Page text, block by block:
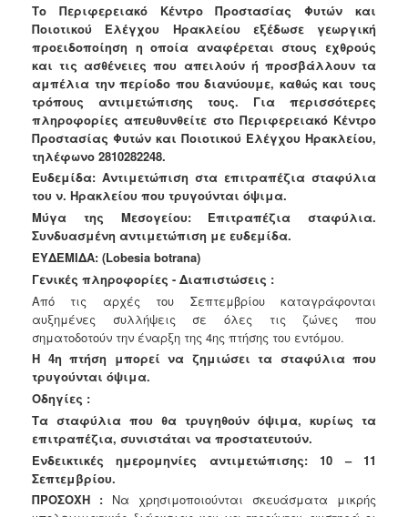
Σχολικές
Επιτροπές
Αγροτική
Ανάπτυξη
Ανακοινώσεις
Προγράμματα
Προσχολική
Αγωγή
Κοιμητήρια
Κέντρο
Οικογένειας
ΤΟΠΟΣ
ΠΟΛΙΤΙΣΜΟΣ
ΑΝΘΕΚΤΙΚΗ
ΠΟΛΗ
Το Περιφερειακό Κέντρο Προστασίας Φυτών και
Ποιοτικού Ελέγχου Ηρακλείου εξέδωσε γεωργική
προειδοποίηση η οποία αναφέρεται στους εχθρούς
και τις ασθένειες που απειλούν ή προσβάλλουν τα
αμπέλια την περίοδο που διανύουμε, καθώς και τους
τρόπους αντιμετώπισης τους. Για περισσότερες
πληροφορίες απευθυνθείτε στο Περιφερειακό Κέντρο
Προστασίας Φυτών και Ποιοτικού Ελέγχου Ηρακλείου,
τηλέφωνο 2810282248.
Ευδεμίδα: Αντιμετώπιση στα επιτραπέζια σταφύλια
του ν. Ηρακλείου που τρυγούνται όψιμα.
Μύγα της Μεσογείου: Επιτραπέζια σταφύλια.
Συνδυασμένη αντιμετώπιση με ευδεμίδα.
ΕΥΔΕΜΙΔΑ: (Lobesia botrana)
Γενικές πληροφορίες - Διαπιστώσεις :
Από τις αρχές του Σεπτεμβρίου καταγράφονται
αυξημένες συλλήψεις σε όλες τις ζώνες που
σηματοδοτούν την έναρξη της 4ης πτήσης του εντόμου.
Η 4η πτήση μπορεί να ζημιώσει τα σταφύλια που
τρυγούνται όψιμα.
Οδηγίες :
Τα σταφύλια που θα τρυγηθούν όψιμα, κυρίως τα
επιτραπέζια, συνιστάται να προστατευτούν.
Ενδεικτικές ημερομηνίες αντιμετώπισης: 10 – 11
Σεπτεμβρίου.
ΠΡΟΣΟΧΗ : Να χρησιμοποιούνται σκευάσματα μικρής